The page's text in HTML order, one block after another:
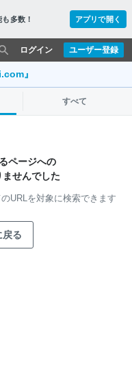
多数！ アプリで開く
ユーザー登録
ログイン
』
すべて
ページへの
せんでした
URLを対象に検索できます
戻る